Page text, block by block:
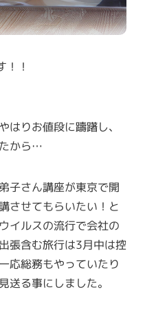
！
はりお値段に躊躇し、
から…
子さん講座が東京で開
させてもらいたい！と
イルスの流行で会社の
張含む旅行は3月中は控
応総務もやっていたり
送る事にしました。